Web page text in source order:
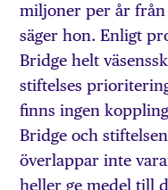
miljoner per år från
säger hon. Enligt
Bridge helt
stiftelses
finns ingen
Bridge och
överlappar inte
heller ge medel till